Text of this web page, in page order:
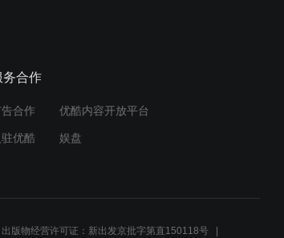
务合作
告合作 优酷内容开放平台
驻优酷 娱盘
出版物经营许可证：新出发京批字第直150118号